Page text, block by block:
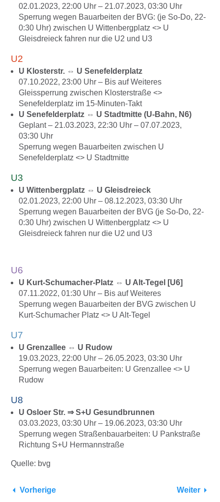
02.01.2023, 22:00 Uhr – 21.07.2023, 03:30 Uhr
Sperrung wegen Bauarbeiten der BVG: (je So-Do, 22-
0:30 Uhr) zwischen U Wittenbergplatz <> U
Gleisdreieck fahren nur die U2 und U3
U2
U Klosterstr. ⇔ U Senefelderplatz
07.10.2022, 23:00 Uhr – Bis auf Weiteres
Gleissperrung zwischen Klosterstraße <>
Senefelderplatz im 15-Minuten-Takt
U Senefelderplatz ⇔ U Stadtmitte (U-Bahn, N6)
Geplant– 21.03.2023, 22:30 Uhr – 07.07.2023,
03:30 Uhr
Sperrung wegen Bauarbeiten zwischen U
Senefelderplatz <> U Stadtmitte
U3
U Wittenbergplatz ⇔ U Gleisdreieck
02.01.2023, 22:00 Uhr – 08.12.2023, 03:30 Uhr
Sperrung wegen Bauarbeiten der BVG (je So-Do, 22-
0:30 Uhr) zwischen U Wittenbergplatz <> U
Gleisdreieck fahren nur die U2 und U3
U6
U Kurt-Schumacher-Platz ⇔ U Alt-Tegel [U6]
07.11.2022, 01:30 Uhr – Bis auf Weiteres
Sperrung wegen Bauarbeiten der BVG zwischen U
Kurt-Schumacher Platz <> U Alt-Tegel
U7
U Grenzallee ⇔ U Rudow
19.03.2023, 22:00 Uhr – 26.05.2023, 03:30 Uhr
Sperrung wegen Bauarbeiten: U Grenzallee <> U
Rudow
U8
U Osloer Str. ⇒ S+U Gesundbrunnen
03.03.2023, 03:30 Uhr – 19.06.2023, 03:30 Uhr
Sperrung wegen Straßenbauarbeiten: U Pankstraße
Richtung S+U Hermannstraße
Quelle: bvg
Vorherige Weiter